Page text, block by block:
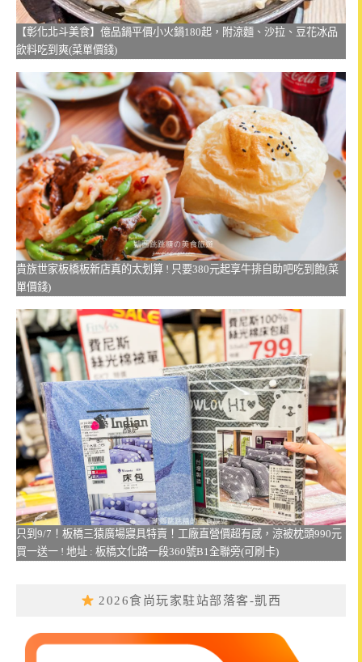
【彰化北斗美食】億品鍋平價小火鍋180起，附涼麵、沙拉、豆花冰品
飲料吃到爽(菜單價錢)
貴族世家板橋板新店真的太划算 ! 只要380元起享牛排自助吧吃到飽(菜
單價錢)
只到9/7！板橋三猿廣場寢具特賣！工廠直營價超有感，涼被枕頭990元
買一送一 ! 地址 : 板橋文化路一段360號B1全聯旁(可刷卡)
2026食尚玩家駐站部落客-凱西